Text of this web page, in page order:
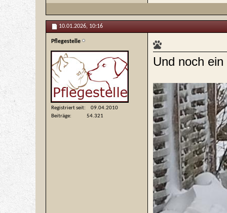
10.01.2026, 10:16
Pflegestelle
Registriert seit
09.04.2010
Beiträge
54.321
Und noch